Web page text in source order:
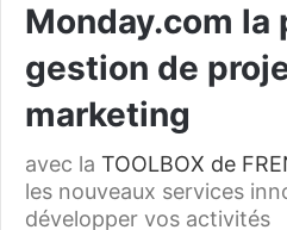
Monday.com la
gestion de
marketing
avec la TOOLBOX de
les nouveaux services
développer vos activités